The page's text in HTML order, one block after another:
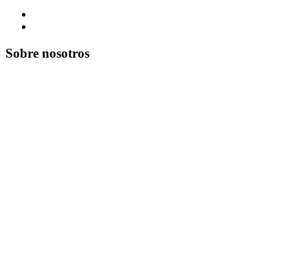
Sobre nosotros